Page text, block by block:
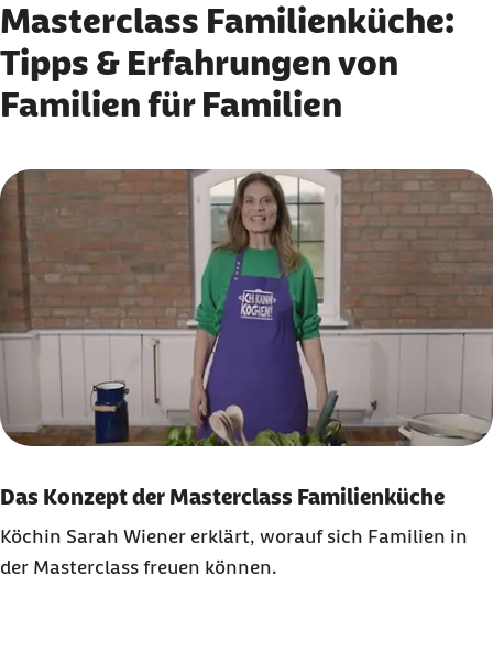
Masterclass Familienküche:
Tipps & Erfahrungen von
Familien für Familien
Karussell mit 6 Elementen
Element 1 von 6
Das Konzept der Masterclass Familienküche
Köchin Sarah Wiener erklärt, worauf sich Familien in
der Masterclass freuen können.